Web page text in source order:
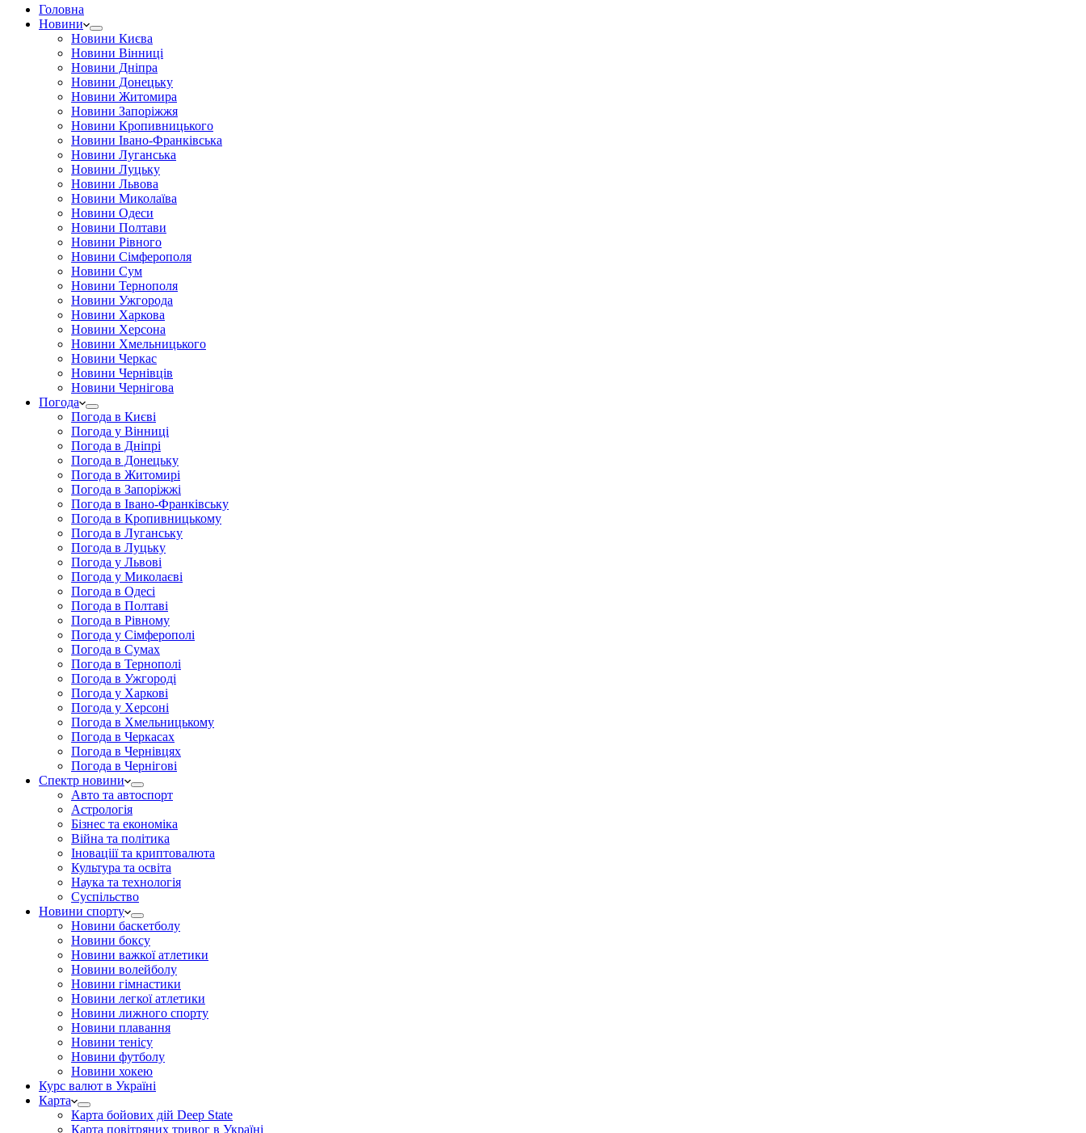
Головна
Новини
Новини Києва
Новини Вінниці
Новини Дніпра
Новини Донецьку
Новини Житомира
Новини Запоріжжя
Новини Кропивницького
Новини Івано-Франківська
Новини Луганська
Новини Луцьку
Новини Львова
Новини Миколаїва
Новини Одеси
Новини Полтави
Новини Рівного
Новини Сімферополя
Новини Сум
Новини Тернополя
Новини Ужгорода
Новини Харкова
Новини Херсона
Новини Хмельницького
Новини Черкас
Новини Чернівців
Новини Чернігова
Погода
Погода в Києві
Погода у Вінниці
Погода в Дніпрі
Погода в Донецьку
Погода в Житомирі
Погода в Запоріжжі
Погода в Івано-Франківську
Погода в Кропивницькому
Погода в Луганську
Погода в Луцьку
Погода у Львові
Погода у Миколаєві
Погода в Одесі
Погода в Полтаві
Погода в Рівному
Погода у Сімферополі
Погода в Сумах
Погода в Тернополі
Погода в Ужгороді
Погода у Харкові
Погода у Херсоні
Погода в Хмельницькому
Погода в Черкасах
Погода в Чернівцях
Погода в Чернігові
Спектр новини
Авто та автоспорт
Астрологія
Бізнес та економіка
Війна та політика
Іноваціії та криптовалюта
Культура та освіта
Наука та технологія
Суспільство
Новини спорту
Новини баскетболу
Новини боксу
Новини важкої атлетики
Новини волейболу
Новини гімнастики
Новини легкої атлетики
Новини лижного спорту
Новини плавання
Новини тенісу
Новини футболу
Новини хокею
Курс валют в Україні
Карта
Карта бойових дій Deep State
Карта повітряних тривог в Україні